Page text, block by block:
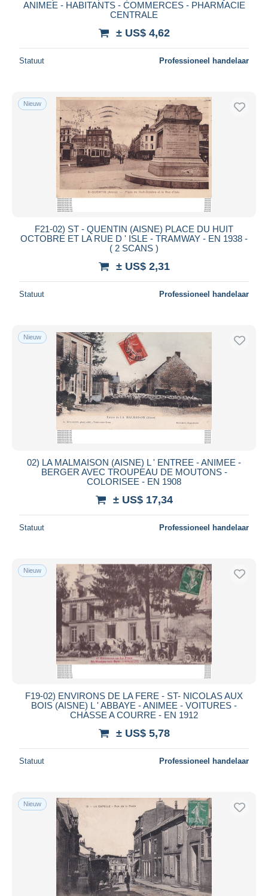
ANIMEE - HABITANTS - COMMERCES - PHARMACIE
CENTRALE
± US$ 4,62
Statuut Professioneel handelaar
Nieuw
F21-02) ST - QUENTIN (AISNE) PLACE DU HUIT
OCTOBRE ET LA RUE D ' ISLE - TRAMWAY - EN 1938 -
( 2 SCANS )
± US$ 2,31
Statuut Professioneel handelaar
Nieuw
02) LA MALMAISON (AISNE) L ' ENTREE - ANIMEE -
BERGER AVEC TROUPEAU DE MOUTONS -
COLORISEE - EN 1908
± US$ 17,34
Statuut Professioneel handelaar
Nieuw
F19-02) ENVIRONS DE LA FERE - ST- NICOLAS AUX
BOIS (AISNE) L ' ABBAYE - ANIMEE - VOITURES -
CHASSE A COURRE - EN 1912
± US$ 5,78
Statuut Professioneel handelaar
Nieuw